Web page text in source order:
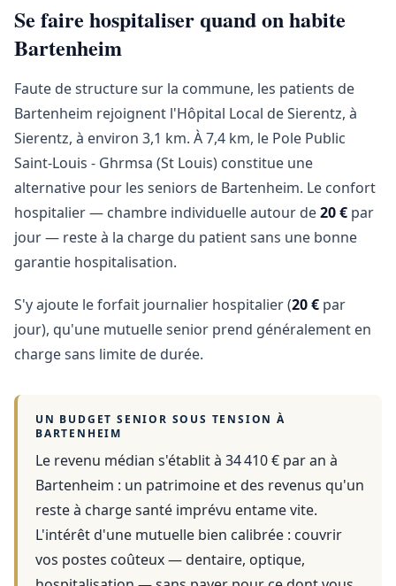
Se faire hospitaliser quand on habite
Bartenheim
Faute de structure sur la commune, les patients de
Bartenheim rejoignent l'Hôpital Local de Sierentz, à
Sierentz, à environ 3,1 km. À 7,4 km, le Pole Public
Saint-Louis - Ghrmsa (St Louis) constitue une
alternative pour les seniors de Bartenheim. Le confort
hospitalier — chambre individuelle autour de20 € par
jour — reste à la charge du patient sans une bonne
garantie hospitalisation.
S'y ajoute le forfait journalier hospitalier (20 € par
jour), qu'une mutuelle senior prend généralement en
charge sans limite de durée.
UN BUDGET SENIOR SOUS TENSION À
BARTENHEIM
Le revenu médian s'établit à 34 410 € par an à
Bartenheim : un patrimoine et des revenus qu'un
reste à charge santé imprévu entame vite.
L'intérêt d'une mutuelle bien calibrée : couvrir
vos postes coûteux — dentaire, optique,